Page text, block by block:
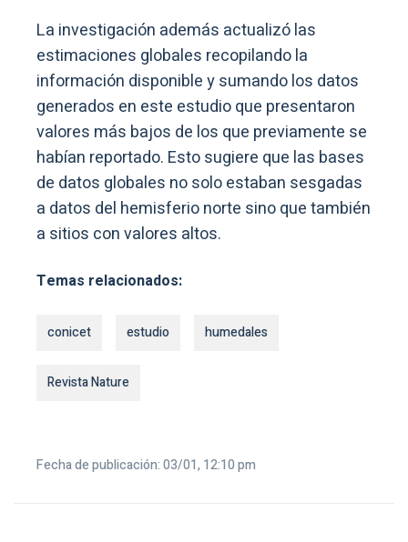
La investigación además actualizó las
estimaciones globales recopilando la
información disponible y sumando los datos
generados en este estudio que presentaron
valores más bajos de los que previamente se
habían reportado. Esto sugiere que las bases
de datos globales no solo estaban sesgadas
a datos del hemisferio norte sino que también
a sitios con valores altos.
Temas relacionados:
conicet estudio humedales
Revista Nature
Fecha de publicación: 03/01, 12:10 pm